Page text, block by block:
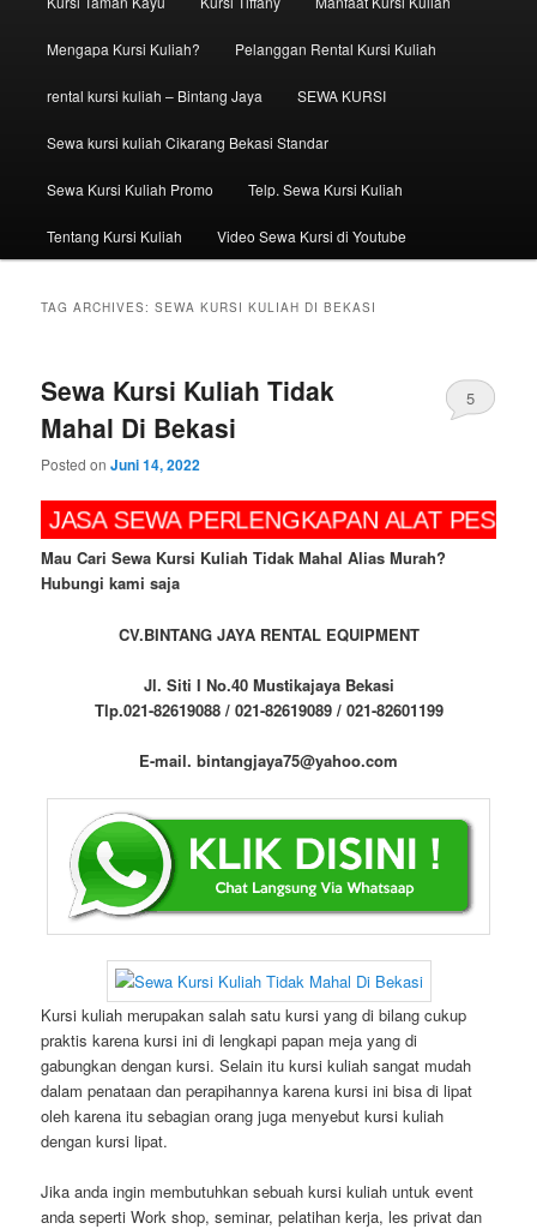
Mengapa Kursi Kuliah? Pelanggan Rental Kursi Kuliah
rental kursi kuliah – Bintang Jaya SEWA KURSI
Sewa kursi kuliah Cikarang Bekasi Standar
Sewa Kursi Kuliah Promo Telp. Sewa Kursi Kuliah
Tentang Kursi Kuliah Video Sewa Kursi di Youtube
TAG ARCHIVES:SEWA KURSI KULIAH DI BEKASI
Sewa Kursi Kuliah Tidak
Mahal Di Bekasi
Posted onJuni 14, 2022
5
SEWA PERLENGKAPAN ALAT PESTA CV
Mau Cari Sewa Kursi Kuliah Tidak Mahal Alias Murah?
Hubungi kami saja
CV.BINTANG JAYA RENTAL EQUIPMENT
Jl. Siti I No.40 Mustikajaya Bekasi
Tlp.021-82619088 / 021-82619089 / 021-82601199
E-mail. bintangjaya75@yahoo.com
Kursi kuliah merupakan salah satu kursi yang di bilang cukup
praktis karena kursi ini di lengkapi papan meja yang di
gabungkan dengan kursi. Selain itu kursi kuliah sangat mudah
dalam penataan dan perapihannya karena kursi ini bisa di lipat
oleh karena itu sebagian orang juga menyebut kursi kuliah
dengan kursi lipat.
Jika anda ingin membutuhkan sebuah kursi kuliah untuk event
anda seperti Work shop, seminar, pelatihan kerja, les privat dan